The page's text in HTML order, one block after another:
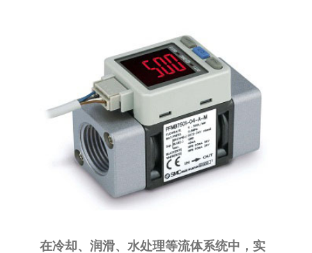
在冷却、润滑、水处理等流体系统中，实